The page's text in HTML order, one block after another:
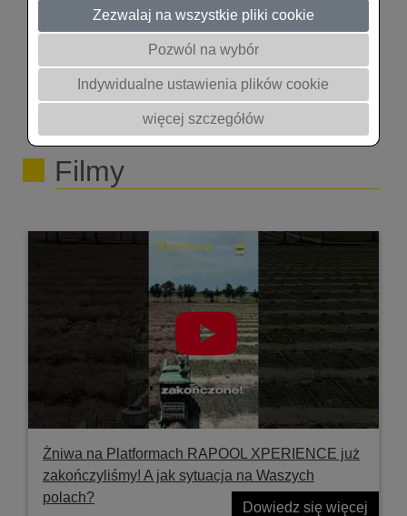
Zezwalaj na wszystkie pliki cookie
Pozwól na wybór
Indywidualne ustawienia plików cookie
więcej szczegółów
Piotra w miejscowości Knybawa. Rzepak na tym
polu był wysiany 26 sierpnia 2022 roku. 00:00 -
00:56 Wstęp 00:57 - 02:25 Piotr Owczarek - rolnik z
Knybawy przedstawia agrotechnikę uprawy
rzepaku w gospodarstwie 02:26 - 07:56 Artur
Kozera z firmy Rapool Polska prezentuje odmiany
rzepaku. 07:58 - 24:15 Prof. Witold Szczepaniak z
Uniwersytetu Przyrodniczego w Poznaniu ocenia
stan rzepaku. Zapraszamy na stronę
https://www.facebook.com/AkademiaRzepaku
Zapisz się do naszej grupy na FB
https://www.facebook.com/groups/2939986792890175
Filmy
Żniwa na Platformach RAPOOL XPERIENCE już
zakończyliśmy! A jak sytuacja na Waszych
polach?
Dowiedz się więcej